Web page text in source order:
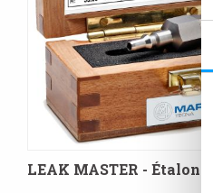
LEAK MASTER -